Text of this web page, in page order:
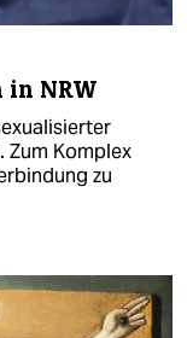
in NRW
Zum Komplex
zu